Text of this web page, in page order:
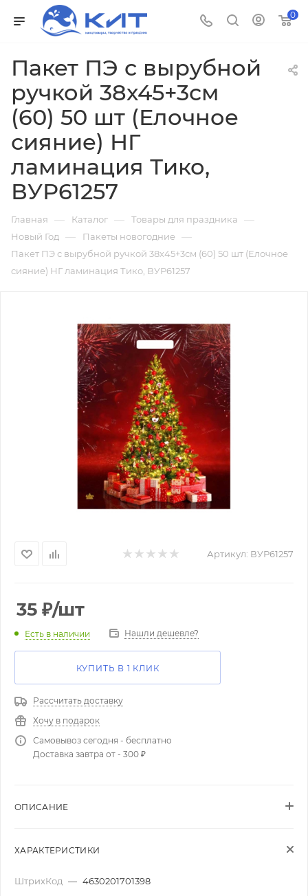
0
Пакет ПЭ с вырубной
ручкой 38х45+3см
(60) 50 шт (Елочное
сияние) НГ
ламинация Тико,
ВУР61257
Главная — Каталог — Товары для праздника —
Новый Год — Пакеты новогодние —
Пакет ПЭ с вырубной ручкой 38х45+3см (60) 50 шт (Елочное
сияние) НГ ламинация Тико, ВУР61257
Артикул: ВУР61257
35 ₽/шт
Есть в наличии Нашли дешевле?
КУПИТЬ В 1 КЛИК
Рассчитать доставку
Хочу в подарок
Самовывоз сегодня - бесплатно
Доставка завтра от - 300 ₽
ОПИСАНИЕ
ХАРАКТЕРИСТИКИ
ШтрихКод — 4630201701398